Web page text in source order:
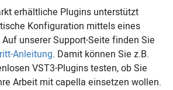
erhältliche Plugins unterstützt
Konfiguration mittels eines
unserer Support-Seite finden Sie
Anleitung. Damit können Sie z.B.
VST3-Plugins testen, ob Sie
Arbeit mit capella einsetzen wollen.